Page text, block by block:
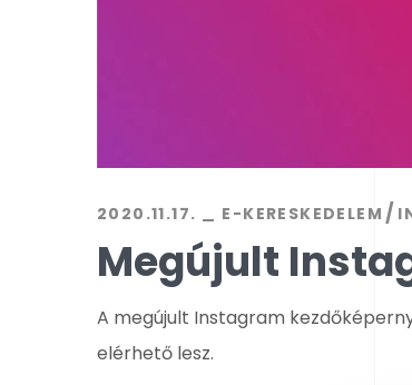
2020.11.17. E-KERESKEDELEM
Megújult
A megújult Instagram
elérhető lesz.